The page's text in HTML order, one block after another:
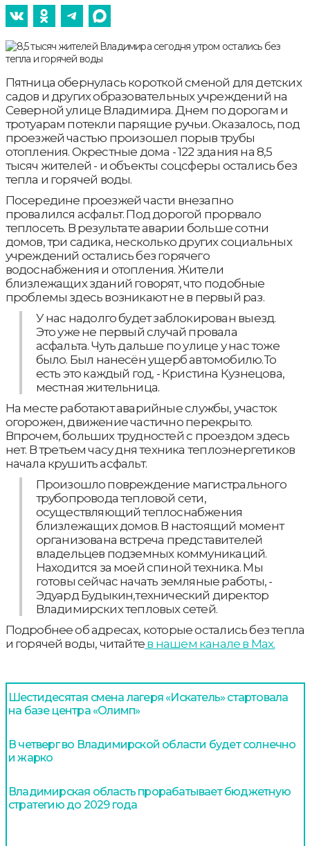
Пятница обернулась короткой сменой для детских
садов и других образовательных учреждений на
Северной улице Владимира. Днем по дорогам и
тротуарам потекли парящие ручьи. Оказалось, под
проезжей частью произошел порыв трубы
отопления. Окрестные дома - 122 здания на 8,5
тысяч жителей - и объекты соцсферы остались без
тепла и горячей воды.
Посередине проезжей части внезапно
провалился асфальт. Под дорогой прорвало
теплосеть. В результате аварии больше сотни
домов, три садика, несколько других социальных
учреждений остались без горячего
водоснабжения и отопления. Жители
близлежащих зданий говорят, что подобные
проблемы здесь возникают не в первый раз.
У нас надолго будет заблокирован выезд.
Это уже не первый случай провала
асфальта. Чуть дальше по улице у нас тоже
было. Был нанесён ущерб автомобилю.То
есть это каждый год, - Кристина Кузнецова,
местная жительница.
На месте работают аварийные службы, участок
огорожен, движение частично перекрыто.
Впрочем, больших трудностей с проездом здесь
нет. В третьем часу дня техника теплоэнергетиков
начала крушить асфальт.
Произошло повреждение магистрального
трубопровода тепловой сети,
осуществляющий теплоснабжения
близлежащих домов. В настоящий момент
организована встреча представителей
владельцев подземных коммуникаций.
Находится за моей спиной техника. Мы
готовы сейчас начать земляные работы, -
Эдуард Будыкин,технический директор
Владимирских тепловых сетей.
Подробнее об адресах, которые остались без тепла
и горячей воды, читайте в нашем канале в Мах.
Шестидесятая смена лагеря «Искатель» стартовала
на базе центра «Олимп»
В четверг во Владимирской области будет солнечно
и жарко
Владимирская область прорабатывает бюджетную
стратегию до 2029 года